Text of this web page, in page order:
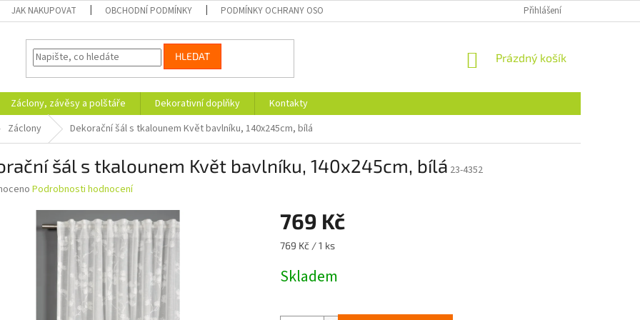
JAK NAKUPOVAT OBCHODNÍ PODMÍNKY PODMÍNKY OCHRANY OSOBNÍCH ÚDAJŮ FORMULÁŘ PRO
Přihlášení
HLEDAT
NÁKUPNÍ
Prázdný košík
Záclony, závěsy a polštáře Dekorativní doplňky
Kontakty
Záclony Dekorační šál s tkalounem Květ bavlníku, 140x245cm, bílá
šál s tkalounem Květ bavlníku, 140x245cm, bílá 23-4352
Podrobnosti hodnocení
769 Kč
Měrná
769 Kč / 1 ks
Skladem